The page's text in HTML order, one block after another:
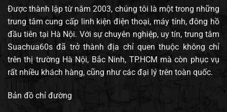
Được thành lập từ năm 2003, chúng tôi là một trong những
trung tâm cung cấp linh kiện điện thoại, máy tính, đông hồ
đầu tiên tại Hà Nội. Với sự chuyên nghiệp, uy tín, trung tâm
Suachua60s đã trở thành địa chỉ quen thuộc không chỉ
trên thị trường Hà Nội, Bắc Ninh, TP.HCM mà còn phục vụ
rất nhiều khách hàng, cũng như các đại lý trên toàn quốc.
Bản đồ chỉ đường